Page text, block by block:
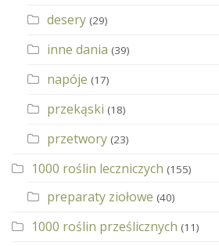
desery (29)
inne dania (39)
napóje (17)
przekąski (18)
przetwory (23)
1000 roślin leczniczych (155)
preparaty ziołowe (40)
1000 roślin prześlicznych (11)